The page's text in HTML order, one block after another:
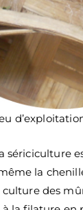
sériciculture
la
culture des